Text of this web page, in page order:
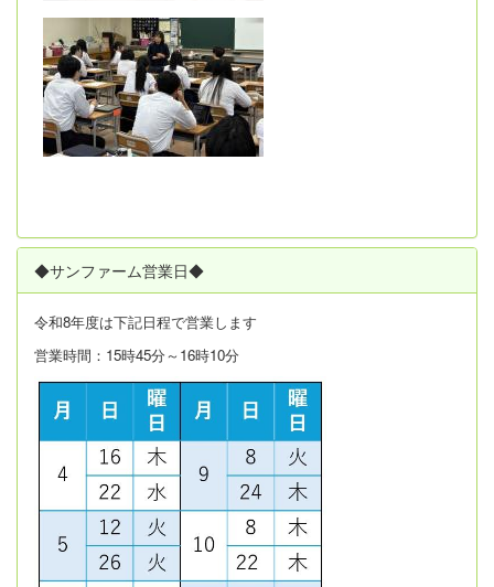
◆サンファーム営業日◆
令和8年度は下記日程で営業します
営業時間：15時45分～16時10分